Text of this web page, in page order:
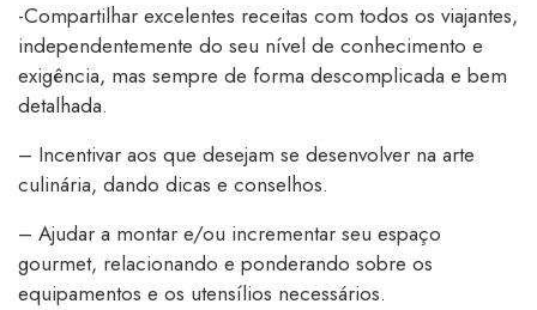
-Compartilhar excelentes receitas com todos os viajantes,
independentemente do seu nível de conhecimento e
exigência, mas sempre de forma descomplicada e bem
detalhada.
– Incentivar aos que desejam se desenvolver na arte
culinária, dando dicas e conselhos.
– Ajudar a montar e/ou incrementar seu espaço
gourmet, relacionando e ponderando sobre os
equipamentos e os utensílios necessários.